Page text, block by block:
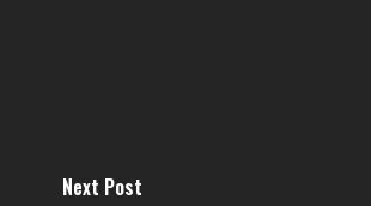
Next Post